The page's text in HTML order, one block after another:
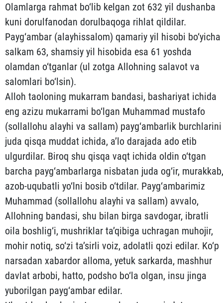
Olamlarga rahmat bo‘lib kelgan zot 632 yil dushanba
kuni do­rulfanodan dorulbaqoga rihlat qildilar.
Payg‘ambar (alay­his­salom) qamariy yil hisobi bo‘yicha
salkam 63, shamsiy yil hiso­bida esa 61 yoshda
olamdan o‘tganlar (ul zotga Allohning salavot va
salomlari bo‘lsin).
Alloh taoloning mukarram bandasi, bashariyat ichida
eng azi­zu mukarrami bo‘lgan Muhammad mustafo
(sollallohu alayhi va sallam) payg‘ambarlik burchlarini
juda qisqa muddat ichida, a’lo darajada ado etib
ulgurdilar. Biroq shu qisqa vaqt ichida oldin o‘tgan
barcha payg‘ambarlarga nisbatan juda og‘ir, murakkab,
azob-uqubatli yo‘lni bosib o‘tdilar. Payg‘ambarimiz
Muhammad (sol­lallohu alayhi va sallam) avvalo,
Allohning bandasi, shu bi­lan birga savdogar, ibratli
oila boshlig‘i, mushriklar ta’qibiga uch­ragan muhojir,
mohir notiq, so‘zi ta’sirli voiz, adolatli qo­zi edilar. Ko‘p
narsadan xabardor alloma, yetuk sarkarda, mashhur
dav­lat arbobi, hatto, podsho bo‘la olgan, insu jinga
yuborilgan pay­g‘ambar edilar.